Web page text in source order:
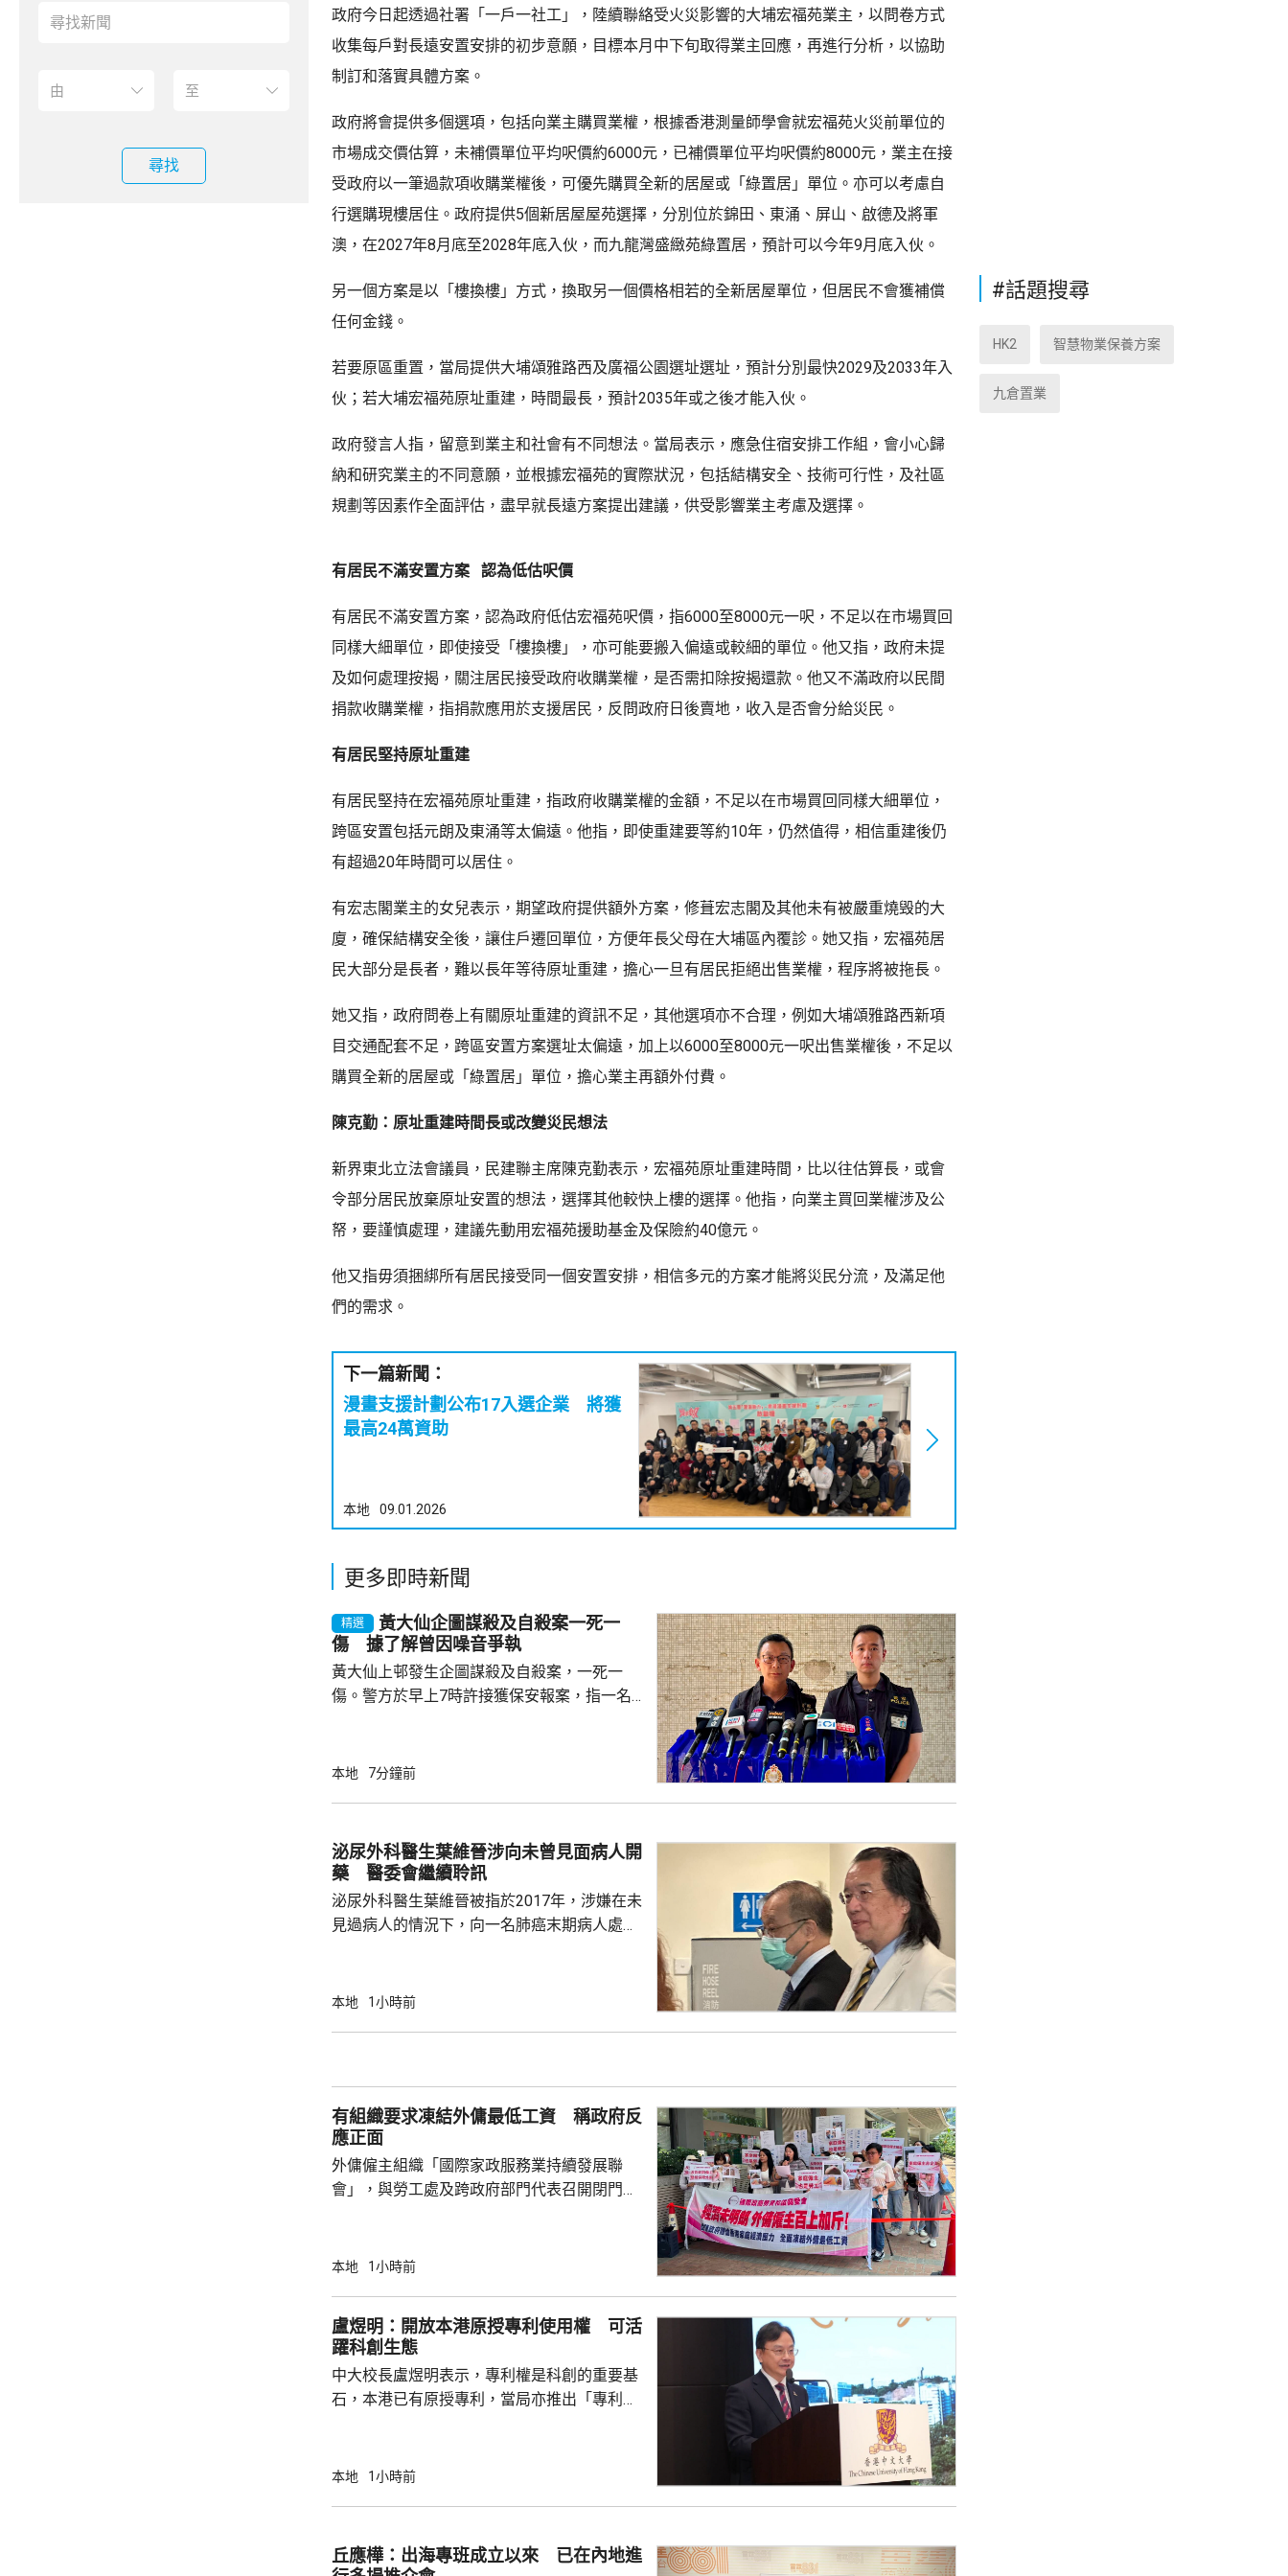
尋找
政府今日起透過社署「一戶一社工」，陸續聯絡受火災影響的大埔宏福苑業主，以問卷方式
收集每戶對長遠安置安排的初步意願，目標本月中下旬取得業主回應，再進行分析，以協助
制訂和落實具體方案。
政府將會提供多個選項，包括向業主購買業權，根據香港測量師學會就宏福苑火災前單位的
市場成交價估算，未補價單位平均呎價約6000元，已補價單位平均呎價約8000元，業主在接
受政府以一筆過款項收購業權後，可優先購買全新的居屋或「綠置居」單位。亦可以考慮自
行選購現樓居住。政府提供5個新居屋屋苑選擇，分別位於錦田、東涌、屏山、啟德及將軍
澳，在2027年8月底至2028年底入伙，而九龍灣盛緻苑綠置居，預計可以今年9月底入伙。
另一個方案是以「樓換樓」方式，換取另一個價格相若的全新居屋單位，但居民不會獲補償
任何金錢。
若要原區重置，當局提供大埔頌雅路西及廣福公園選址選址，預計分別最快2029及2033年入
伙；若大埔宏福苑原址重建，時間最長，預計2035年或之後才能入伙。
政府發言人指，留意到業主和社會有不同想法。當局表示，應急住宿安排工作組，會小心歸
納和研究業主的不同意願，並根據宏福苑的實際狀況，包括結構安全、技術可行性，及社區
規劃等因素作全面評估，盡早就長遠方案提出建議，供受影響業主考慮及選擇。
有居民不滿安置方案 認為低估呎價
有居民不滿安置方案，認為政府低估宏福苑呎價，指6000至8000元一呎，不足以在市場買回
同樣大細單位，即使接受「樓換樓」，亦可能要搬入偏遠或較細的單位。他又指，政府未提
及如何處理按揭，關注居民接受政府收購業權，是否需扣除按揭還款。他又不滿政府以民間
捐款收購業權，指捐款應用於支援居民，反問政府日後賣地，收入是否會分給災民。
有居民堅持原址重建
有居民堅持在宏福苑原址重建，指政府收購業權的金額，不足以在市場買回同樣大細單位，
跨區安置包括元朗及東涌等太偏遠。他指，即使重建要等約10年，仍然值得，相信重建後仍
有超過20年時間可以居住。
有宏志閣業主的女兒表示，期望政府提供額外方案，修葺宏志閣及其他未有被嚴重燒毁的大
廈，確保結構安全後，讓住戶遷回單位，方便年長父母在大埔區內覆診。她又指，宏福苑居
民大部分是長者，難以長年等待原址重建，擔心一旦有居民拒絕出售業權，程序將被拖長。
她又指，政府問卷上有關原址重建的資訊不足，其他選項亦不合理，例如大埔頌雅路西新項
目交通配套不足，跨區安置方案選址太偏遠，加上以6000至8000元一呎出售業權後，不足以
購買全新的居屋或「綠置居」單位，擔心業主再額外付費。
陳克勤：原址重建時間長或改變災民想法
新界東北立法會議員，民建聯主席陳克勤表示，宏福苑原址重建時間，比以往估算長，或會
令部分居民放棄原址安置的想法，選擇其他較快上樓的選擇。他指，向業主買回業權涉及公
帑，要謹慎處理，建議先動用宏福苑援助基金及保險約40億元。
他又指毋須捆綁所有居民接受同一個安置安排，相信多元的方案才能將災民分流，及滿足他
們的需求。
下一篇新聞：
漫畫支援計劃公布17入選企業 將獲
最高24萬資助
本地 09.01.2026
更多即時新聞
精選
黃大仙企圖謀殺及自殺案一死一
傷 據了解曾因噪音爭執
黃大仙上邨發生企圖謀殺及自殺案，一死一
傷。警方於早上7時許接獲保安報案，指一名
上有刀傷及流血；他當時清醒，能說得出襲擊
倒臥在昭善樓對開地面，懷疑由高處墮下，當
場證實不治。 警察調查發現，在傷者進入升降
機約20秒到達另一層後，疑兇進入升降...
本地 7分鐘前
泌尿外科醫生葉維晉涉向未曾見面病人開
藥 醫委會繼續聆訊
泌尿外科醫生葉維晉被指於2017年，涉嫌在未
見過病人的情況下，向一名肺癌末期病人處方
今日繼續傳召證人。 葉維晉作供時指，通常病
問診。葉維晉當時強調診所不是賣藥，堅持要
會見病人，只是在妹妹拒絕後，他只...
本地 1小時前
有組織要求凍結外傭最低工資 稱政府反
應正面
外傭僱主組織「國際家政服務業持續發展聯
會」，與勞工處及跨政府部門代表召開閉門會
並保持與持份者溝通。 國際家政服務業持續發
結最低工資及膳食津貼。組織指，雖然外傭現
時最低工資為5100元，不過連同免費住宿、水
電煤及膳食等費用，僱主每月實...
本地 1小時前
盧煜明：開放本港原授專利使用權 可活
躍科創生態
中大校長盧煜明表示，專利權是科創的重要基
石，本港已有原授專利，當局亦推出「專利
使用，相信會有更多人來港申請專利，活躍本
產出獨角獸企業，必須依賴其他市場，例如大
灣區，及解決專利權方面弱點。盧煜明表示，
本地 1小時前
丘應樺：出海專班成立以來 已在內地進
#話題搜尋
HK2 智慧物業保養方案
九倉置業